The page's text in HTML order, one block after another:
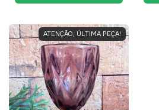
ATENÇÃO, ÚLTIMA PEÇA!